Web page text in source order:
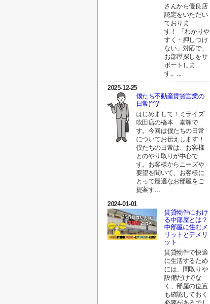
さんから優良店
認定をいただい
ておりま
す！ 「わかりや
すく・押しつけ
ない」対応で、
お部屋探しをサ
ポートしま
す。...
2025-12-25
僕たち不動産賃貸営業の
日常(^^)/
はじめまして！ミライズ
吹田店の橋本 泰輝で
す。今回は僕たちの日常
についてお伝えします！
僕たちの日常は、お客様
とのやり取りが中心で
す。お客様からニーズや
要望を聞いて、お客様に
とって最適なお部屋をご
提案す...
2024-01-01
賃貸物件におけ
る中部屋とは？
中部屋に住むメ
リットとデメリ
ット...
賃貸物件で快適
に生活するため
には、間取りや
設備だけでな
く、部屋の位置
も確認しておく